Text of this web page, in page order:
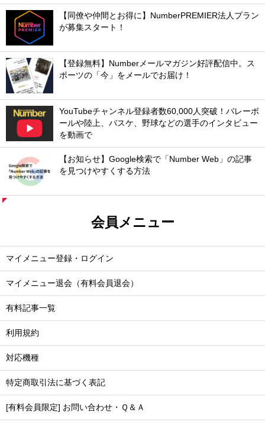
【同僚や仲間とお得に】NumberPREMIER法人プラン
が募集スタート！
【登録無料】Numberメールマガジン好評配信中。ス
ポーツの「今」をメールでお届け！
YouTubeチャンネル登録者数60,000人突破！バレーボ
ールや陸上、バスケ、野球などの選手のインタビュー
を動画で
【お知らせ】Google検索で「Number Web」の記事
を見つけやすくする方法
会員メニュー
マイメニュー登録・ログイン
マイメニュー退会（有料会員退会）
有料記事一覧
利用規約
対応機種
特定商取引法に基づく表記
[有料会員限定] お問い合わせ・Ｑ＆Ａ